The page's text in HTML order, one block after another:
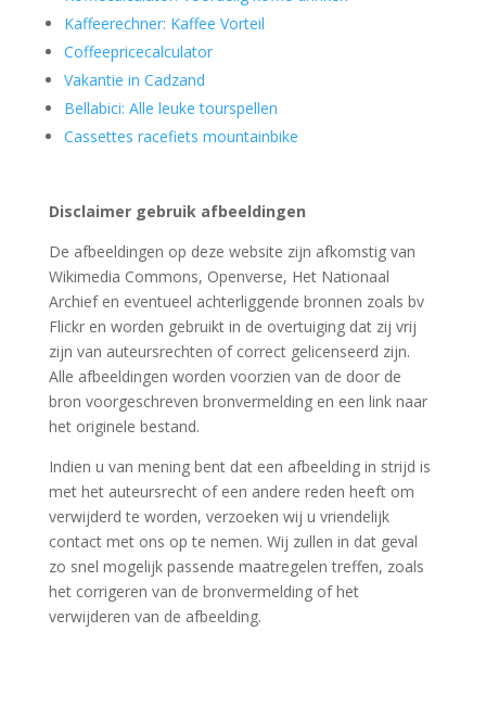
Kaffeerechner: Kaffee Vorteil
Coffeepricecalculator
Vakantie in Cadzand
Bellabici: Alle leuke tourspellen
Cassettes racefiets mountainbike
Disclaimer gebruik afbeeldingen
De afbeeldingen op deze website zijn afkomstig van
Wikimedia Commons, Openverse, Het Nationaal
Archief en eventueel achterliggende bronnen zoals bv
Flickr en worden gebruikt in de overtuiging dat zij vrij
zijn van auteursrechten of correct gelicenseerd zijn.
Alle afbeeldingen worden voorzien van de door de
bron voorgeschreven bronvermelding en een link naar
het originele bestand.
Indien u van mening bent dat een afbeelding in strijd is
met het auteursrecht of een andere reden heeft om
verwijderd te worden, verzoeken wij u vriendelijk
contact met ons op te nemen. Wij zullen in dat geval
zo snel mogelijk passende maatregelen treffen, zoals
het corrigeren van de bronvermelding of het
verwijderen van de afbeelding.